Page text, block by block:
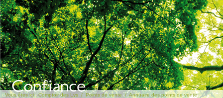
Vous êtes ici : Comptoir des Lys /Points de vente /Annuaire des points de vente